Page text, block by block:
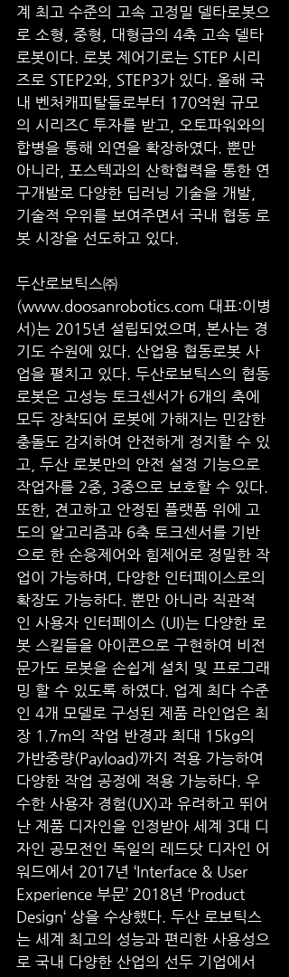
계 최고 수준의 고속 고정밀 델타로봇으
로 소형, 중형, 대형급의 4축 고속 델타
로봇이다. 로봇 제어기로는 STEP 시리
즈로 STEP2와, STEP3가 있다. 올해 국
내 벤처캐피탈들로부터 170억원 규모
의 시리즈C 투자를 받고, 오토파워와의
합병을 통해 외연을 확장하였다. 뿐만
아니라, 포스텍과의 산학협력을 통한 연
구개발로 다양한 딥러닝 기술을 개발,
기술적 우위를 보여주면서 국내 협동 로
봇 시장을 선도하고 있다.
두산로보틱스㈜
(www.doosanrobotics.com 대표:이병
서)는 2015년 설립되었으며, 본사는 경
기도 수원에 있다. 산업용 협동로봇 사
업을 펼치고 있다. 두산로보틱스의 협동
로봇은 고성능 토크센서가 6개의 축에
모두 장착되어 로봇에 가해지는 민감한
충돌도 감지하여 안전하게 정지할 수 있
고, 두산 로봇만의 안전 설정 기능으로
작업자를 2중, 3중으로 보호할 수 있다.
또한, 견고하고 안정된 플랫폼 위에 고
도의 알고리즘과 6축 토크센서를 기반
으로 한 순응제어와 힘제어로 정밀한 작
업이 가능하며, 다양한 인터페이스로의
확장도 가능하다. 뿐만 아니라 직관적
인 사용자 인터페이스 (UI)는 다양한 로
봇 스킬들을 아이콘으로 구현하여 비전
문가도 로봇을 손쉽게 설치 및 프로그래
밍 할 수 있도록 하였다. 업계 최다 수준
인 4개 모델로 구성된 제품 라인업은 최
장 1.7m의 작업 반경과 최대 15kg의
가반중량(Payload)까지 적용 가능하여
다양한 작업 공정에 적용 가능하다. 우
수한 사용자 경험(UX)과 유려하고 뛰어
난 제품 디자인을 인정받아 세계 3대 디
자인 공모전인 독일의 레드닷 디자인 어
워드에서 2017년 ‘Interface & User
Experience 부문’ 2018년 ‘Product
Design‘ 상을 수상했다. 두산 로보틱스
는 세계 최고의 성능과 편리한 사용성으
로 국내 다양한 산업의 선두 기업에서